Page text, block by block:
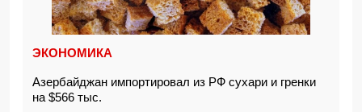
ЭКОНОМИКА
Азербайджан импортировал из РФ сухари и гренки
на $566 тыс.